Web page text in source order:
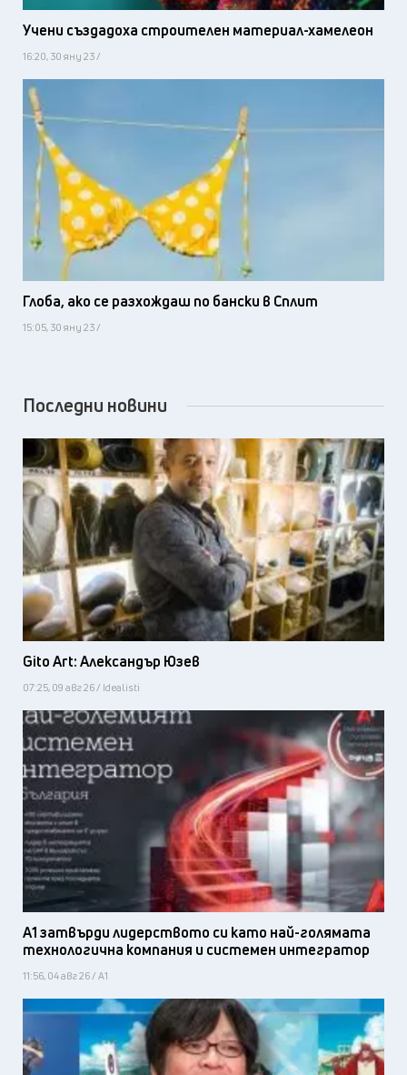
Учени създадоха строителен материал-хамелеон
16:20, 30 яну 23 /
Глоба, ако се разхождаш по бански в Сплит
15:05, 30 яну 23 /
Последни новини
Gito Art: Александър Юзев
07:25, 09 авг 26 / Idealisti
А1 затвърди лидерството си като най-голямата
технологична компания и системен интегратор
11:56, 04 авг 26 / А1